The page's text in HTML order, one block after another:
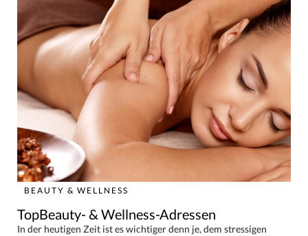
BEAUTY & WELLNESS
TopBeauty- & Wellness-Adressen
In der heutigen Zeit ist es wichtiger denn je, dem stressigen